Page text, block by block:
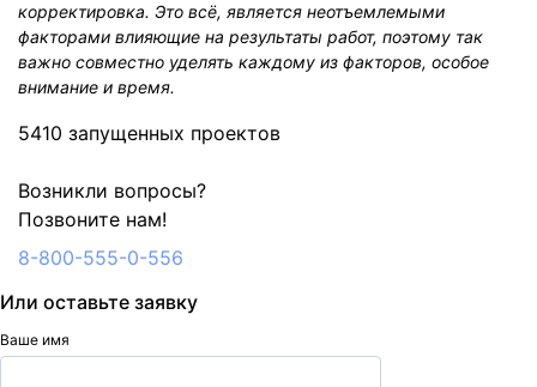
корректировка. Это всё, является неотъемлемыми
факторами влияющие на результаты работ, поэтому так
важно совместно уделять каждому из факторов, особое
внимание и время.
5410 запущенных проектов
Возникли вопросы?
Позвоните нам!
8-800-555-0-556
Или оставьте заявку
Ваше имя